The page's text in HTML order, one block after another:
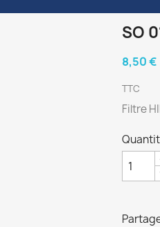
SO
8,50 €
TTC
Filtre